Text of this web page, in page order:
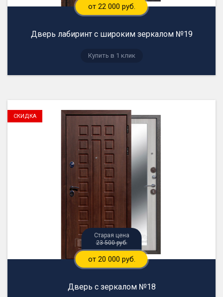
от 22 000 руб.
Дверь лабиринт с широким зеркалом №19
23 500 руб.
от 20 000 руб.
Дверь с зеркалом №18